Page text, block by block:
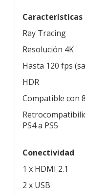
Características
Ray Tracing
Resolución 4K
Hasta 120 fps
HDR
Compatible con
PS4 a PS5
Conectividad
1 x HDMI 2.1
2 x USB